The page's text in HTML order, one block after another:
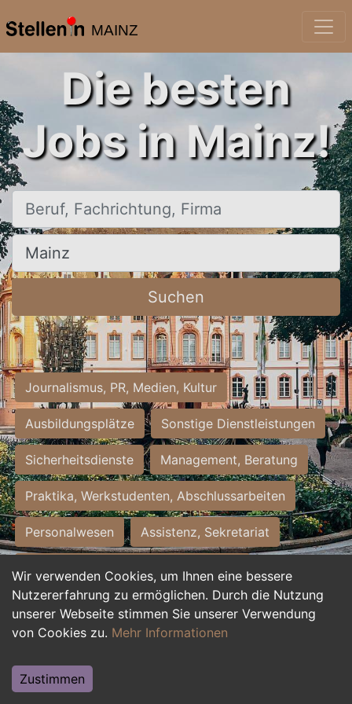
MAINZ
Wir verwenden Cookies, um Ihnen eine bessere
Nutzererfahrung zu ermöglichen. Durch die Nutzung
unserer Webseite stimmen Sie unserer Verwendung
von Cookies zu. Mehr Informationen
Zustimmen
Die besten
Jobs in Mainz!
Beruf, Fachrichtung, Firma
Ort, Stadt
Suchen
Journalismus, PR, Medien, Kultur
Ausbildungsplätze Sonstige Dienstleistungen
Sicherheitsdienste Management, Beratung
Praktika, Werkstudenten, Abschlussarbeiten
Personalwesen Assistenz, Sekretariat
Hilfskräfte, Aushilfs- und Nebenjobs
Einkauf, Logistik, Materialwirtschaft
Weiterbildung, Studium, duale Ausbildung
Tourismus